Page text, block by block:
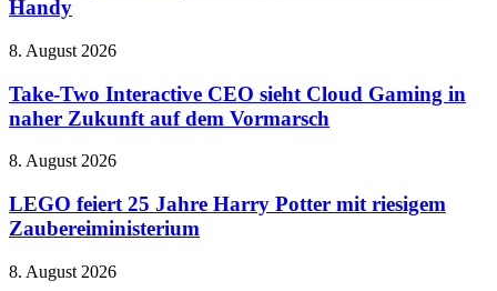
Fashioned
neuen
–
auf
Handy
Handy
Take-
Interactive
CEO
sieht
Gaming
naher
Zukunft
dem
8. August 2026
Take-Two Interactive CEO sieht Cloud Gaming in
naher Zukunft auf dem Vormarsch
LEGO
25
Jahre
Harry
mit
8. August 2026
LEGO feiert 25 Jahre Harry Potter mit riesigem
Zaubereiministerium
THQ
8. August 2026